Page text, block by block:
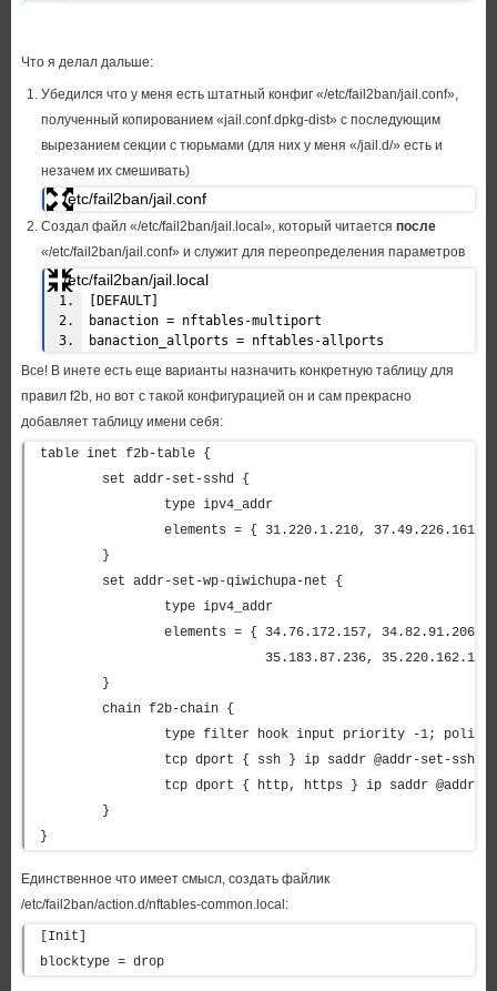
Что я делал дальше:
Убедился что у меня есть штатный конфиг «/etc/fail2ban/jail.conf»,
полученный копированием «jail.conf.dpkg-dist» с последующим
вырезанием секции с тюрьмами (для них у меня «/jail.d/» есть и
незачем их смешивать)
/etc/fail2ban/jail.conf
#
lease review and
# customize settings for your setup.
#
# Changes: in most of the cases you should not mo
dify this
file,
# or separate .conf files under jail.d/ director
y, e.g.:
# HOW TO ACTIVATE JAILS:
# YOU SHOULD NOT MODIFY THIS FILE.
# It will probably be overwritten or improved in
a distribution update.
# Provide customizations in a jail.local file or
# For example to change the default bantime for a
ll jails and to enable the
# ssh-iptables jail the following (uncommented) w
ould appear in the .local file.
# See man 5 jail.conf for details.
# [DEFAULT]
# bantime = 1h
# [sshd]
# See jail.conf(5) man page for more information
# Comments: use '#' for comment lines and ';' (fo
#before = paths-distro.conf
Создал файл «/etc/fail2ban/jail.local», который читается после
«/etc/fail2ban/jail.conf» и служит для переопределения параметров
/etc/fail2ban/jail.local
[DEFAULT]
banaction = nftables-multiport
banaction_allports = nftables-allports
Все! В инете есть еще варианты назначить конкретную таблицу для
правил f2b, но вот с такой конфигурацией он и сам прекрасно
добавляет таблицу имени себя:
table inet f2b-table {
        set addr-set-sshd {
                type ipv4_addr
                elements = { 31.220.1.210, 37.49.226.161 }
        }
        set addr-set-wp-qiwichupa-net {
                type ipv4_addr
                elements = { 34.76.172.157, 34.82.91.206,
                             35.183.87.236, 35.220.162.15 }
        }
        chain f2b-chain {
type filter hook input priority -1; policy
tcp dport { ssh } ip saddr @addr-set-sshd
tcp dport { http, https } ip saddr @addr-
        }
}
Единственное что имеет смысл, создать файлик
/etc/fail2ban/action.d/nftables-common.local:
[Init]
blocktype = drop